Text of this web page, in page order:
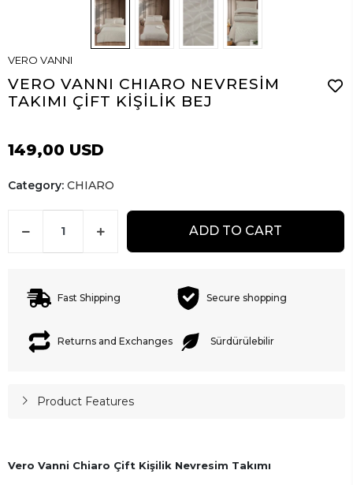
VERO VANNI
VERO VANNI CHIARO NEVRESİM
TAKIMI ÇİFT KİŞİLİK BEJ
149,00 USD
Category: CHIARO
ADD TO CART
Fast Shipping Secure shopping
Returns and Exchanges Sürdürülebilir
Product Features
Vero Vanni Chiaro Çift Kişilik Nevresim Takımı